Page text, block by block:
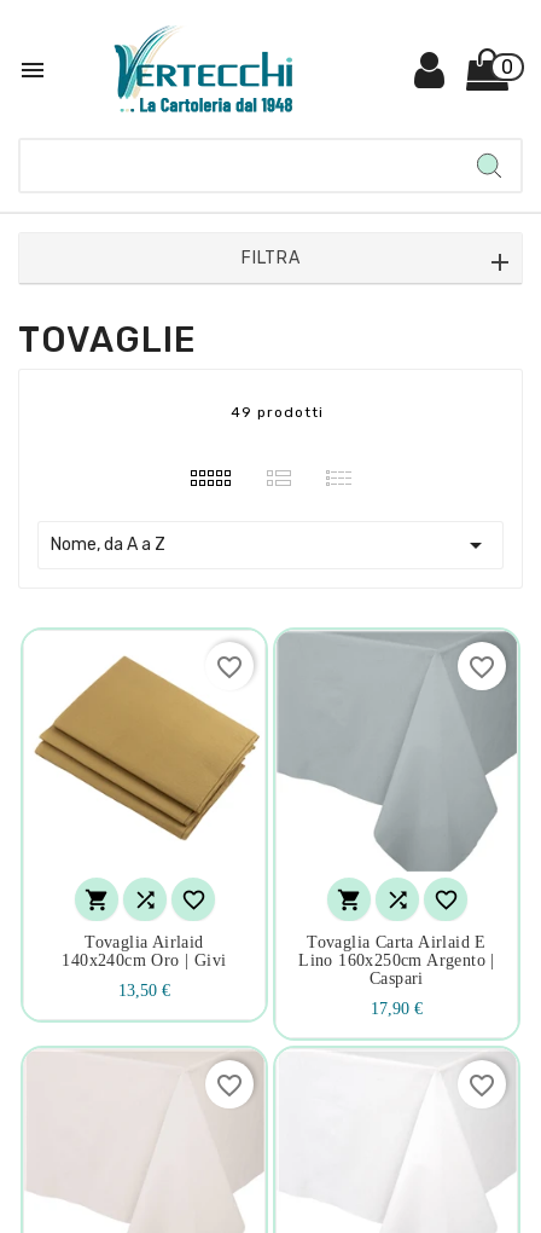
 0
FILTRA
TOVAGLIE
49 prodotti
Nome, da A a Z 
  
Tovaglia Airlaid
140x240cm Oro | Givi
13,50 €
favorite_border
  
Tovaglia Carta Airlaid E
Lino 160x250cm Argento |
Caspari
17,90 €
favorite_border
favorite_border favorite_border